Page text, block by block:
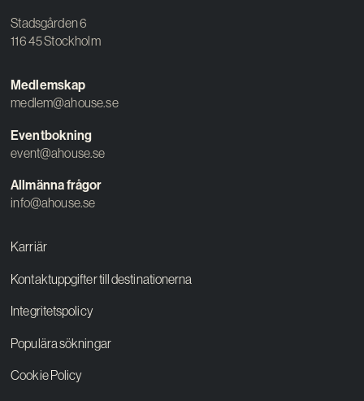
Stadsgården 6
116 45 Stockholm
Medlemskap
medlem@ahouse.se
Eventbokning
event@ahouse.se
Allmänna frågor
info@ahouse.se
Karriär
Kontaktuppgifter till destinationerna
Integritetspolicy
Populära sökningar
Cookie Policy